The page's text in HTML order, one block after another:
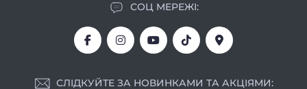
СОЦ МЕРЕЖІ:
СЛІДКУЙТЕ ЗА НОВИНКАМИ ТА АКЦІЯМИ: